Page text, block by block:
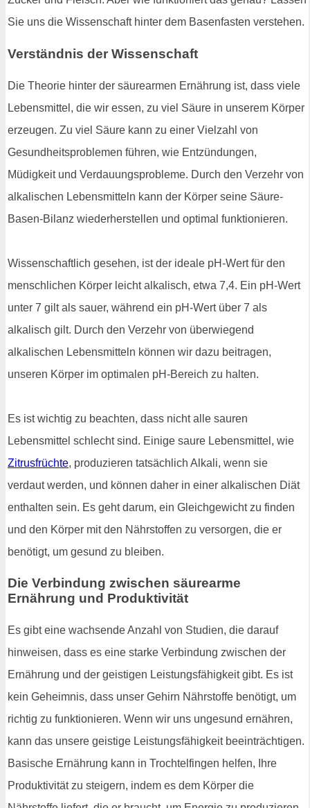
Sie uns die Wissenschaft hinter dem Basenfasten verstehen.
Verständnis der Wissenschaft
Die Theorie hinter der säurearmen Ernährung ist, dass viele
Lebensmittel, die wir essen, zu viel Säure in unserem Körper
erzeugen. Zu viel Säure kann zu einer Vielzahl von
Gesundheitsproblemen führen, wie Entzündungen,
Müdigkeit und Verdauungsprobleme. Durch den Verzehr von
alkalischen Lebensmitteln kann der Körper seine Säure-
Basen-Bilanz wiederherstellen und optimal funktionieren.
Wissenschaftlich gesehen, ist der ideale pH-Wert für den
menschlichen Körper leicht alkalisch, etwa 7,4. Ein pH-Wert
unter 7 gilt als sauer, während ein pH-Wert über 7 als
alkalisch gilt. Durch den Verzehr von überwiegend
alkalischen Lebensmitteln können wir dazu beitragen,
unseren Körper im optimalen pH-Bereich zu halten.
Es ist wichtig zu beachten, dass nicht alle sauren
Lebensmittel schlecht sind. Einige saure Lebensmittel, wie
Zitrusfrüchte, produzieren tatsächlich Alkali, wenn sie
verdaut werden, und können daher in einer alkalischen Diät
enthalten sein. Es geht darum, ein Gleichgewicht zu finden
und den Körper mit den Nährstoffen zu versorgen, die er
benötigt, um gesund zu bleiben.
Die Verbindung zwischen säurearme
Ernährung und Produktivität
Es gibt eine wachsende Anzahl von Studien, die darauf
hinweisen, dass es eine starke Verbindung zwischen der
Ernährung und der geistigen Leistungsfähigkeit gibt. Es ist
kein Geheimnis, dass unser Gehirn Nährstoffe benötigt, um
richtig zu funktionieren. Wenn wir uns ungesund ernähren,
kann das unsere geistige Leistungsfähigkeit beeinträchtigen.
Basische Ernährung kann in Trochtelfingen helfen, Ihre
Produktivität zu steigern, indem es dem Körper die